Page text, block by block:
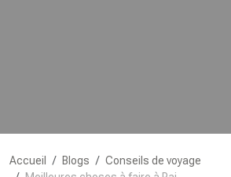
Accueil Blogs
Conseils de voyage